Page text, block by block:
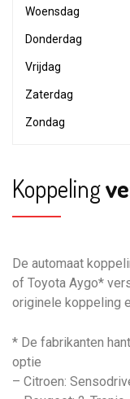
Woensdag
Donderdag
Vrijdag
Zaterdag
Zondag
Koppeling
De automaat
of Toyota Aygo*
originele koppeling
* De fabrikanten
optie
– Citroen: